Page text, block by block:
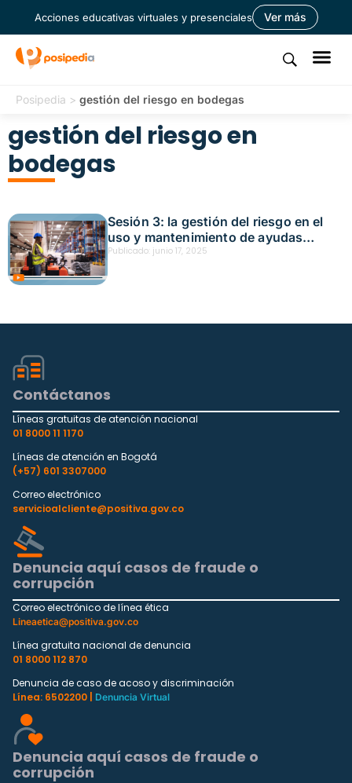
Acciones educativas virtuales y presenciales Ver más
Posipedia > gestión del riesgo en bodegas
gestión del riesgo en
bodegas
Sesión 3: la gestión del riesgo en el
uso y mantenimiento de ayudas
mecánicas y otros materiales en
Publicado: junio 17, 2025
Contáctanos
Líneas gratuitas de atención nacional
01 8000 11 1170
Líneas de atención en Bogotá
(+57) 601 3307000
Correo electrónico
servicioalcliente@positiva.gov.co
Denuncia aquí casos de fraude o
corrupción
Correo electrónico de línea ética
Lineaetica@positiva.gov.co
Línea gratuita nacional de denuncia
01 8000 112 870
Denuncia de caso de acoso y discriminación
Línea: 6502200 |
Denuncia Virtual
Denuncia aquí casos de fraude o
corrupción